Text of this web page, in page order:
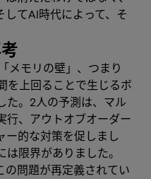
てAI時代によって、そ
メモリの壁」、つまり
を上回ることで生じるボ
た。2人の予測は、マル
行、アウトオブオーダー
ー的な対策を促しまし
限界がありました。
の問題が再定義されてい